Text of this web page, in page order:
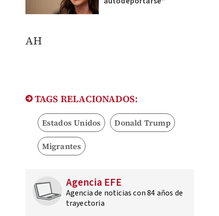
AH
TAGS RELACIONADOS:
Estados Unidos Donald Trump
Migrantes
Agencia EFE
Agencia de noticias con 84 años de
trayectoria